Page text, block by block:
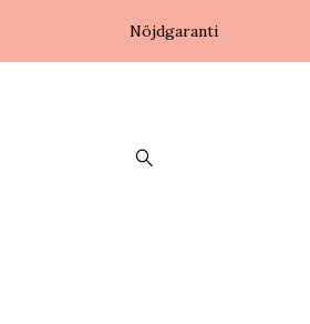
Nöjdgaranti